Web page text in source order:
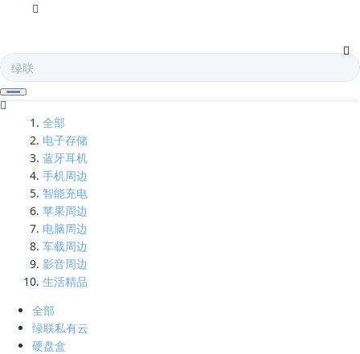
全部
电子存储
蓝牙耳机
手机周边
智能充电
苹果周边
电脑周边
车载周边
影音周边
生活精品
全部
绿联私有云
硬盘盒